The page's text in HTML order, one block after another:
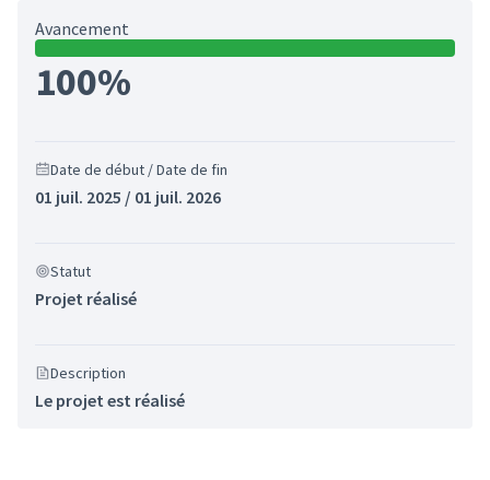
Avancement
100%
Date de début / Date de fin
01 juil. 2025 / 01 juil. 2026
Statut
Projet réalisé
Description
Le projet est réalisé